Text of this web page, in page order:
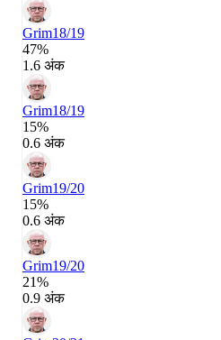
Grim18/19
47%
1.6 अंक
Grim18/19
15%
0.6 अंक
Grim19/20
15%
0.6 अंक
Grim19/20
21%
0.9 अंक